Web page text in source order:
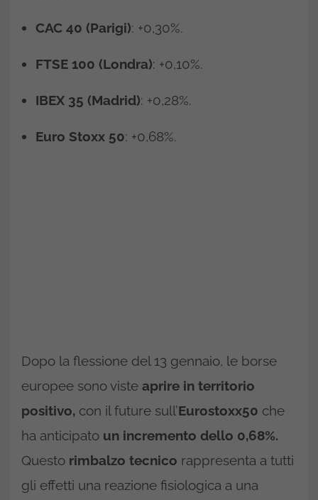
CAC 40 (Parigi): +0,30%.
FTSE 100 (Londra): +0,10%.
IBEX 35 (Madrid): +0,28%.
Euro Stoxx 50: +0,68%.
Dopo la flessione del 13 gennaio, le borse
europee sono viste aprire in territorio
positivo, con il future sull’Eurostoxx50 che
ha anticipato un incremento dello 0,68%.
Questo rimbalzo tecnico rappresenta a tutti
gli effetti una reazione fisiologica a una